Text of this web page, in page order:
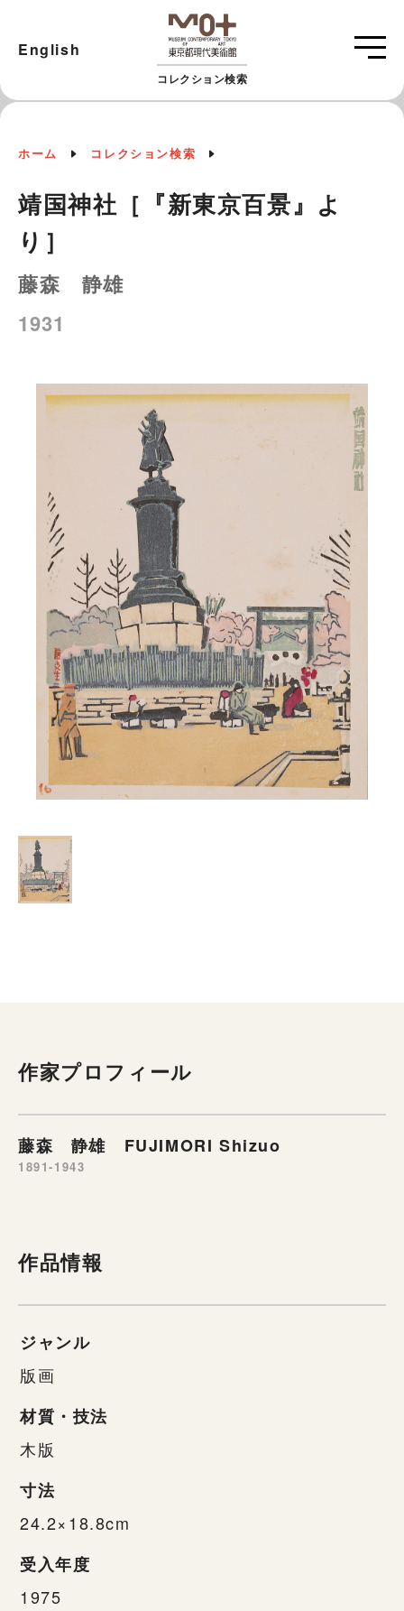
コレクション検索
English
ホーム コレクション検索
靖国神社［『新東京百景』よ
り］
藤森 静雄
1931
作家プロフィール
藤森 静雄 FUJIMORI Shizuo
1891-1943
作品情報
ジャンル
版画
材質・技法
木版
寸法
24.2×18.8cm
受入年度
1975